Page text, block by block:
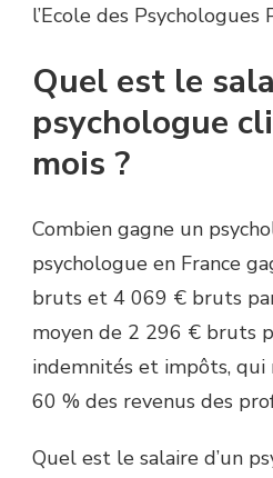
l’Ecole des Psychologues
Quel est le
psychologue
mois ?
Combien gagne un
psychologue en France
bruts et 4 069 € bruts
moyen de 2 296 € bruts
indemnités et impôts,
60 % des revenus des
Quel est le salaire d’un